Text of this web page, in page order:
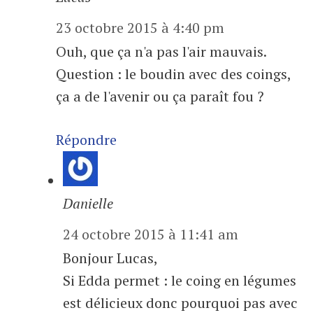
23 octobre 2015 à 4:40 pm
Ouh, que ça n'a pas l'air mauvais.
Question : le boudin avec des coings,
ça a de l'avenir ou ça paraît fou ?
Répondre
Danielle
24 octobre 2015 à 11:41 am
Bonjour Lucas,
Si Edda permet : le coing en légumes
est délicieux donc pourquoi pas avec